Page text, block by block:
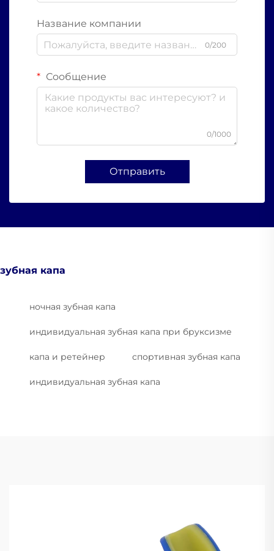
Название компании
0/200
Сообщение
0/1000
Отправить
зубная капа
ночная зубная капа
индивидуальная зубная капа при бруксизме
капа и ретейнер спортивная зубная капа
индивидуальная зубная капа